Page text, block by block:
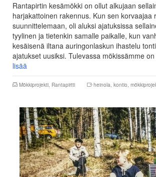
Rantapirtin kesämökki on ollut alkujaan
harjakattoinen rakennus. Kun sen korvaajaa
suunnittelemaan, oli aluksi ajatuksissa
tyylinen ja tietenkin samalle paikalle, kun
kesäisenä iltana auringonlaskun ihastelu
ajatukset uusiksi. Tulevassa mökissämme
lisää
Mökkiprojekti, Rantapirtti heinola, kontio,